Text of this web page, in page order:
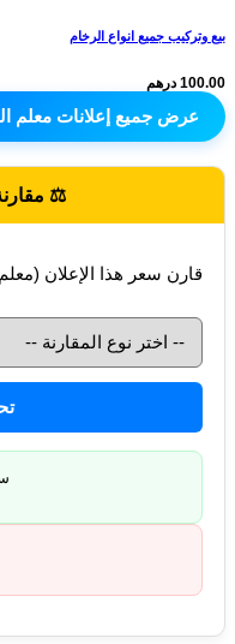
بيع وتركيب جميع انواع الرخام
100.00 درهم
عرض جميع إعلانات معلم
⚖️
قارن سعر هذا الإعلان